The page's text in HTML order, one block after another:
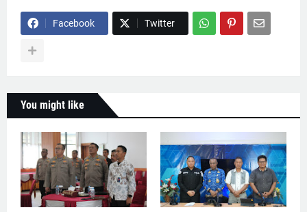
Facebook Twitter
You might like